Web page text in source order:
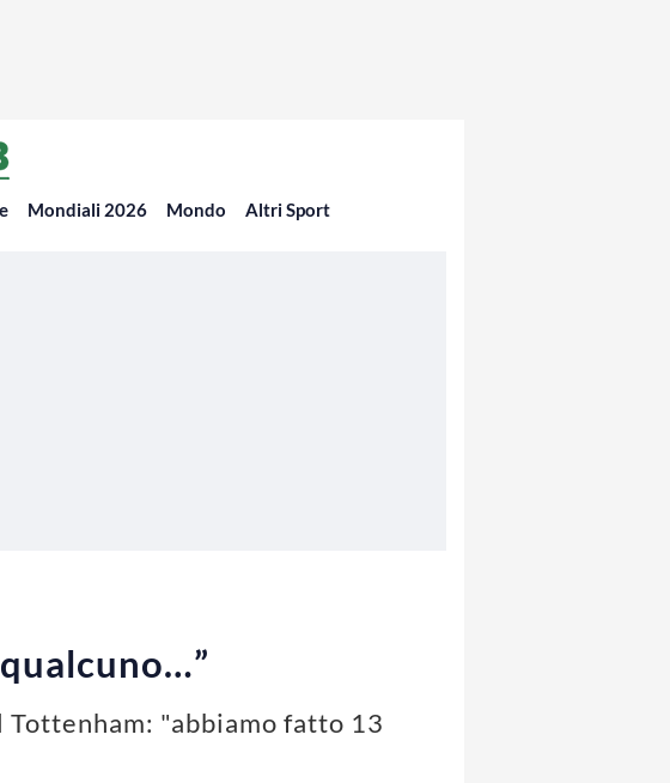
Mondiali 2026 Mondo Altri Sport
"abbiamo fatto 13